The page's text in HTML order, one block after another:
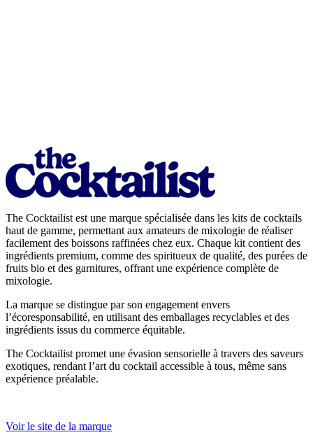
The Cocktailist est une marque spécialisée dans les kits de cocktails
haut de gamme, permettant aux amateurs de mixologie de réaliser
facilement des boissons raffinées chez eux. Chaque kit contient des
ingrédients premium, comme des spiritueux de qualité, des purées de
fruits bio et des garnitures, offrant une expérience complète de
mixologie.
La marque se distingue par son engagement envers
l’écoresponsabilité, en utilisant des emballages recyclables et des
ingrédients issus du commerce équitable.
The Cocktailist promet une évasion sensorielle à travers des saveurs
exotiques, rendant l’art du cocktail accessible à tous, même sans
expérience préalable.
Voir le site de la marque